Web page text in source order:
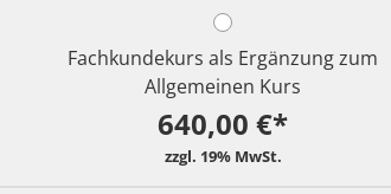
Fachkundekurs als Ergänzung zum
Allgemeinen Kurs
640,00 €*